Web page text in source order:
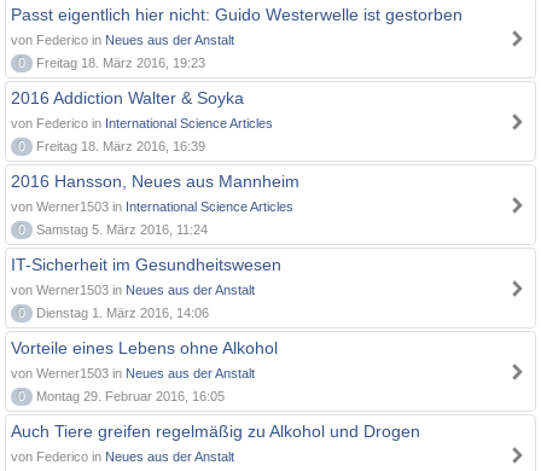
Passt eigentlich hier nicht: Guido Westerwelle ist gestorben
von Federico in Neues aus der Anstalt
0
Freitag 18. März 2016, 19:23
2016 Addiction Walter & Soyka
von Federico in International Science Articles
0
Freitag 18. März 2016, 16:39
2016 Hansson, Neues aus Mannheim
von Werner1503 in International Science Articles
0
Samstag 5. März 2016, 11:24
IT-Sicherheit im Gesundheitswesen
von Werner1503 in Neues aus der Anstalt
0
Dienstag 1. März 2016, 14:06
Vorteile eines Lebens ohne Alkohol
von Werner1503 in Neues aus der Anstalt
0
Montag 29. Februar 2016, 16:05
Auch Tiere greifen regelmäßig zu Alkohol und Drogen
von Federico in Neues aus der Anstalt